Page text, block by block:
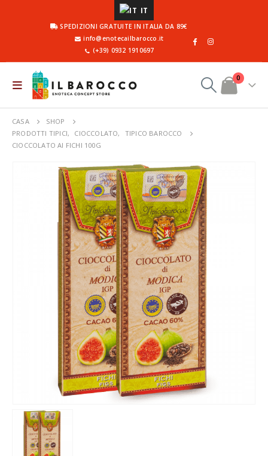
IT
SPEDIZIONI GRATUITE IN ITALIA DA 89€
info@enotecailbarocco.it
(+39) 0932 1910697
0
CASA
SHOP
PRODOTTI TIPICI, CIOCCOLATO,
TIPICO BAROCCO
CIOCCOLATO AI FICHI 100G